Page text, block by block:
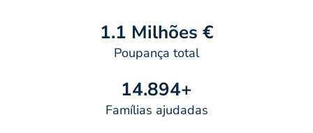
1.1 Milhões €
Poupança total
14.894+
Famílias ajudadas